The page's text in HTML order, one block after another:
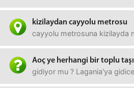
kizilaydan cayyolu metrosu
cayyolu metrosuna kizilayda
Aoç ye herhangi bir toplu
gidiyor mu ? Lagania'ya